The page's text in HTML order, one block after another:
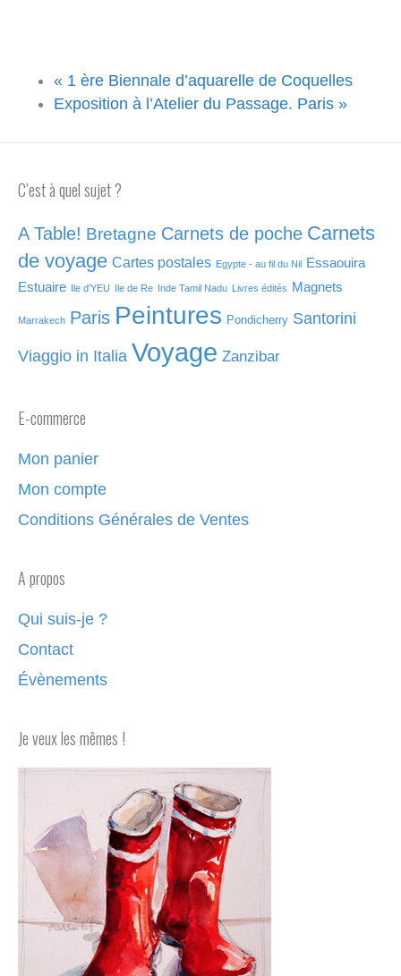
« 1 ère Biennale d’aquarelle de Coquelles
Exposition à l’Atelier du Passage. Paris »
C’est à quel sujet ?
A Table! Bretagne Carnets de poche Carnets
de voyage Cartes postales Egypte - au fil du Nil
Essaouira
Estuaire
Ile d'YEU Ile de Re Inde Tamil Nadu Livres édités Magnets
Marrakech Paris Peintures Pondicherry Santorini
Viaggio in Italia Voyage Zanzibar
E-commerce
Mon panier
Mon compte
Conditions Générales de Ventes
A propos
Qui suis-je ?
Contact
Évènements
Je veux les mêmes !